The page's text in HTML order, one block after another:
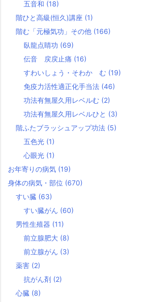
五音和 (18)
階ひと高級(恒久)講座 (1)
階む「元極気功」その他 (166)
臥龍点睛功 (69)
伝音 戻戻止痛 (16)
すわいしょう・そわか む (19)
免疫力活性適正化手当法 (46)
功法有無屋久用レベルむ (2)
功法有無屋久用レベルひと (3)
階ふたブラッシュアップ功法 (5)
五色光 (1)
心眼光 (1)
お年寄りの病気 (19)
身体の病気・部位 (670)
すい臓 (63)
すい臓がん (60)
男性生殖器 (11)
前立腺肥大 (8)
前立腺がん (3)
薬害 (2)
抗がん剤 (2)
心臓 (8)